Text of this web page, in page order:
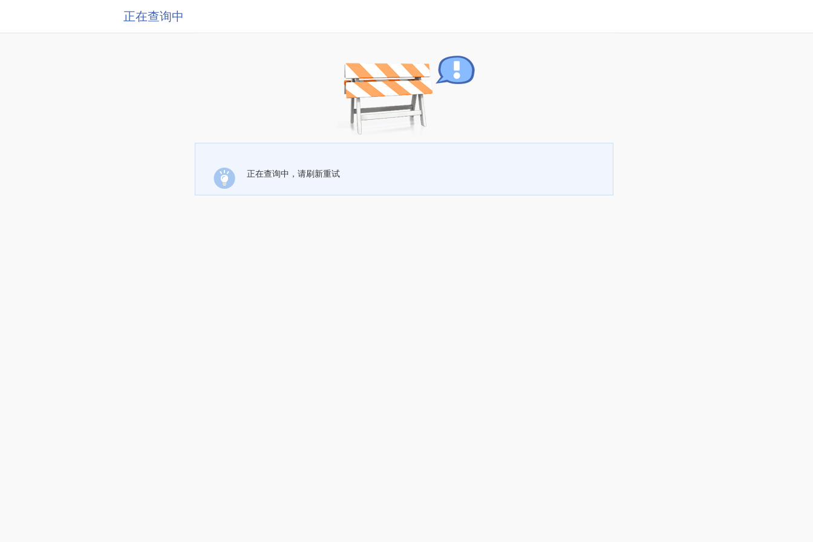
正在查询中
正在查询中，请刷新重试